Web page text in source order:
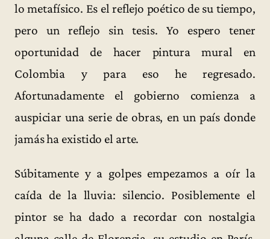
lo metafísico. Es el reflejo poético de su tiempo,
pero un reflejo sin tesis. Yo espero tener
oportunidad de hacer pintura mural en
Colombia y para eso he regresado.
Afortunadamente el gobierno comienza a
auspiciar una serie de obras, en un país donde
jamás ha existido el arte.
Súbitamente y a golpes empezamos a oír la
caída de la lluvia: silencio. Posiblemente el
pintor se ha dado a recordar con nostalgia